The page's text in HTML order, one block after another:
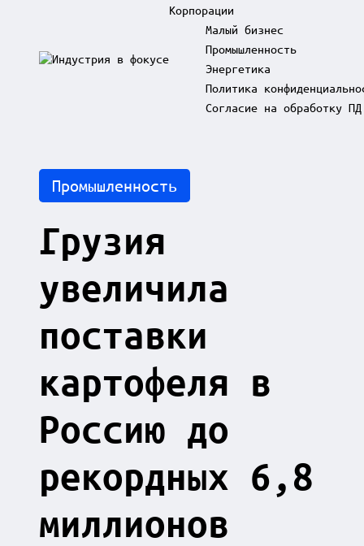
р
я
о
у
с
Корпорации
Малый бизнес
Промышленность
Энергетика
Политика
Согласие на обработку ПД
Posted
in
Промышленность
Грузия
увеличила
поставки
картофеля в
Россию до
рекордных 6,8
миллионов